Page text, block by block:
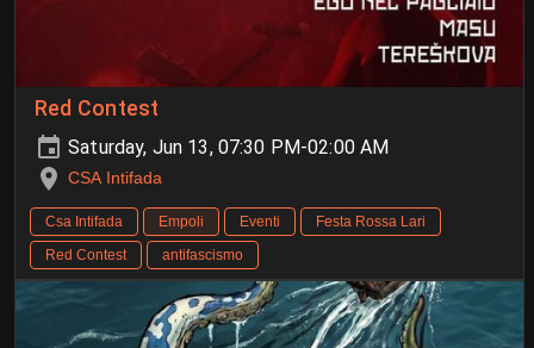
Red Contest
Saturday, Jun 13, 07:30 PM-02:00 AM
CSA Intifada
Csa Intifada Empoli Eventi
Festa Rossa Lari
Red Contest
antifascismo